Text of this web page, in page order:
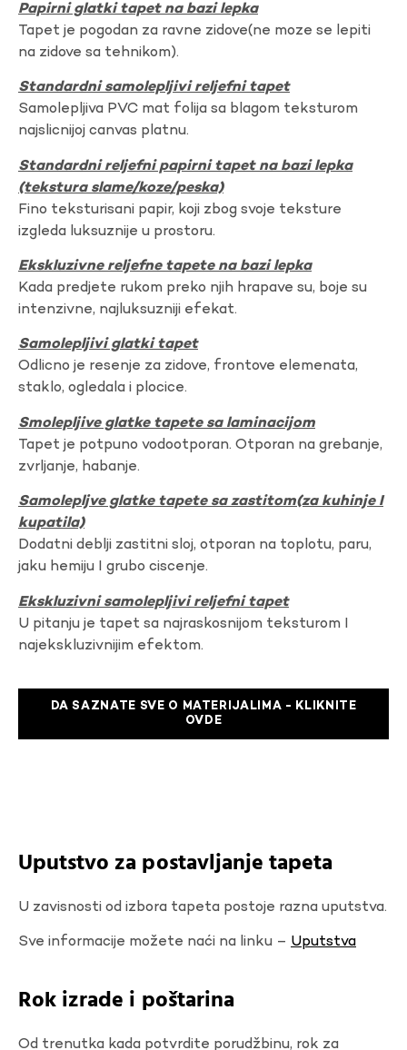
Papirni glatki tapet na bazi lepka
Tapet je pogodan za ravne zidove(ne moze se lepiti
na zidove sa tehnikom).
Standardni samolepljivi reljefni tapet
Samolepljiva PVC mat folija sa blagom teksturom
najslicnijoj canvas platnu.
Standardni reljefni papirni tapet na bazi lepka
(tekstura slame/koze/peska)
Fino teksturisani papir, koji zbog svoje teksture
izgleda luksuznije u prostoru.
Ekskluzivne reljefne tapete na bazi lepka
Kada predjete rukom preko njih hrapave su, boje su
intenzivne, najluksuzniji efekat.
Samolepljivi glatki tapet
Odlicno je resenje za zidove, frontove elemenata,
staklo, ogledala i plocice.
Smolepljive glatke tapete sa laminacijom
Tapet je potpuno vodootporan. Otporan na grebanje,
zvrljanje, habanje.
Samolepljve glatke tapete sa zastitom(za kuhinje I
kupatila)
Dodatni deblji zastitni sloj, otporan na toplotu, paru,
jaku hemiju I grubo ciscenje.
Ekskluzivni samolepljivi reljefni tapet
U pitanju je tapet sa najraskosnijom teksturom I
najekskluzivnijim efektom.
DA SAZNATE SVE O MATERIJALIMA - KLIKNITE
OVDE
Uputstvo za postavljanje tapeta
U zavisnosti od izbora tapeta postoje razna uputstva.
Sve informacije možete naći na linku – Uputstva
Rok izrade i poštarina
Od trenutka kada potvrdite porudžbinu, rok za